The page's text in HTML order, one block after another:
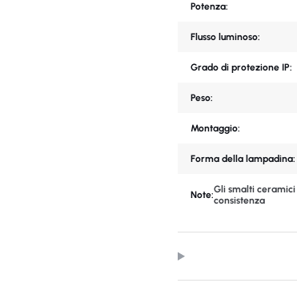
Potenza:
Flusso luminoso:
Grado di protezione IP:
Peso:
Montaggio:
Forma della lampadina:
Note:Gli smalti
consistenza